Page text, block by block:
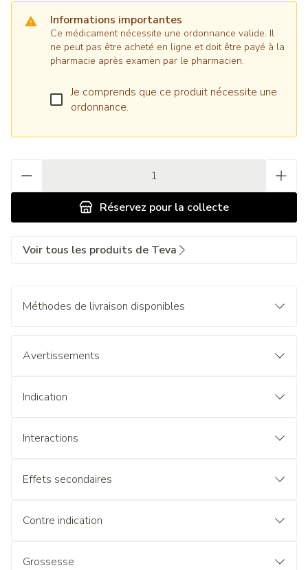
Informations importantes
Ce médicament nécessite une ordonnance valide. Il
ne peut pas être acheté en ligne et doit être payé à la
pharmacie après examen par le pharmacien.
Je comprends que ce produit nécessite une
ordonnance.
Réservez pour la collecte
Voir tous les produits de Teva
Méthodes de livraison disponibles
Avertissements
Indication
Interactions
Effets secondaires
Contre indication
Grossesse